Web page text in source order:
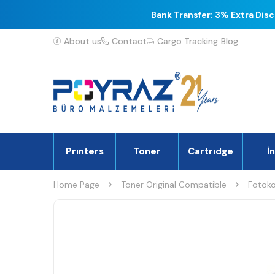
Bank Transfer: 3% Extra
About us Contact Cargo Tracking Blog
Prınters Toner Cartrıdge
Home Page Toner Original Compatible